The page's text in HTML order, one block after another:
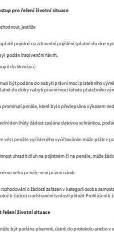
pro řešení životní situace
jestliže
pojistné na zdravotní pojištění splatné do dne
podán insolvenční návrh,
do likvidace.
být podána do nabytí právní moci platebního
do doby nabytí právní moci tohoto platebního
prominutí penále, které bylo předepsáno výkazem
den lhůty žádost zaslána datovou schránkou,
věci penále vyčísleného vyúčtováním může plátce
uhradit dluh na pojistném či na penále, může
nebo penále není právní nárok.
o žádosti zařazen v kategorii osoba
k žádost o odstranění tvrdosti přiložit Prohlášení k
řešení životní situace
být podána písemně, ústně do protokolu anebo